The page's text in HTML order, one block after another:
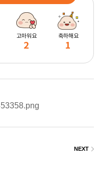
고마워요
2
축하해요
1